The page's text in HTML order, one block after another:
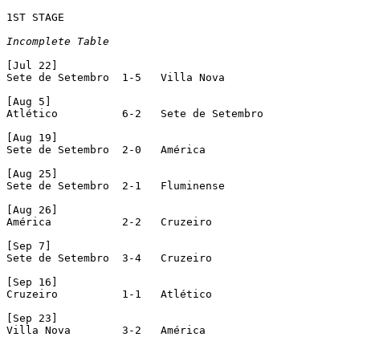
1ST STAGE
Incomplete Table
[Jul 22]
Sete de Setembro  1-5 	Villa Nova
[Aug 5]
Atlético	  6-2	Sete de Setembro
[Aug 19]
Sete de Setembro  2-0  	América
[Aug 25]
Sete de Setembro  2-1	Fluminense
[Aug 26]
América		  2-2	Cruzeiro
[Sep 7]
Sete de Setembro  3-4	Cruzeiro
[Sep 16]
Cruzeiro	  1-1	Atlético
[Sep 23]
Villa Nova	  3-2	América